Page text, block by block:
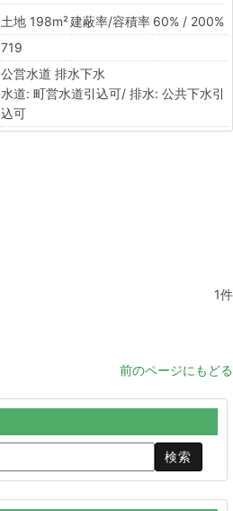
土地 198m²建蔽率/容積率 60% / 200%
719
公営水道 排水下水
水道: 町営水道引込可/ 排水: 公共下水引
込可
1件
前のページにもどる